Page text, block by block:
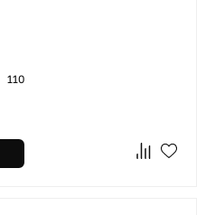
110